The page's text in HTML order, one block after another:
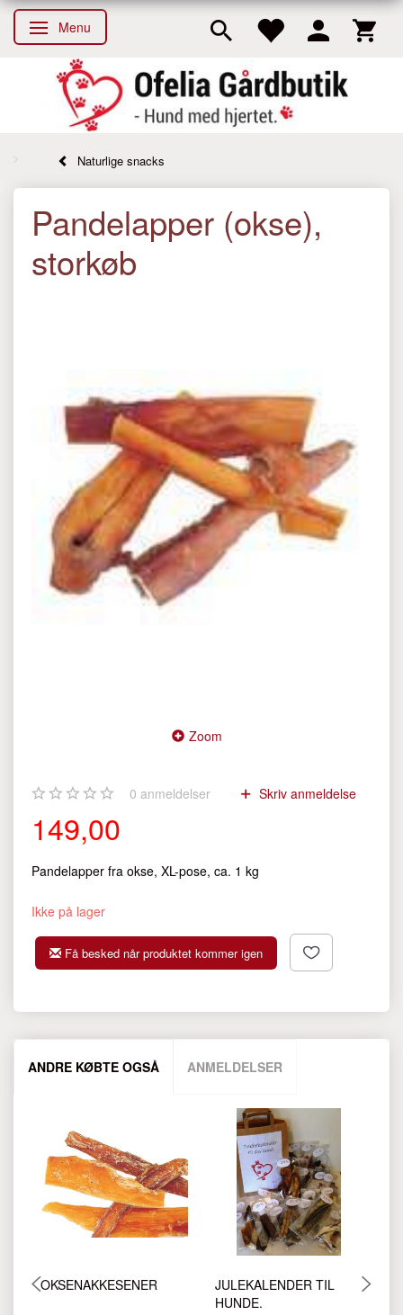
Skifte navigation
Menu
Naturlige snacks
Pandelapper (okse),
storkøb
Zoom
0 anmeldelser Skriv anmeldelse
149,00
Pandelapper fra okse, XL-pose, ca. 1 kg
Ikke på lager
Få besked når produktet kommer igen
ANDRE KØBTE OGSÅ ANMELDELSER
OKSENAKKESENER
JULEKALENDER TIL
HUNDE.